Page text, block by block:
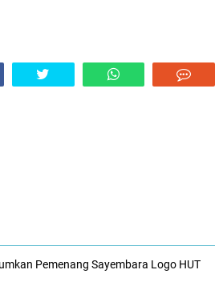
Pemenang Sayembara Logo HUT